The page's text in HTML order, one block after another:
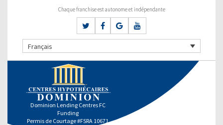
Chaque franchise est autonome et indépendante
Français
Dominion Lending Centres FC
Funding
Permis de Courtage #FSRA 10671